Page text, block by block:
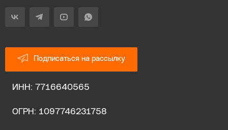
Подписаться на рассылку
ИНН: 7716640565
ОГРН: 1097746231758